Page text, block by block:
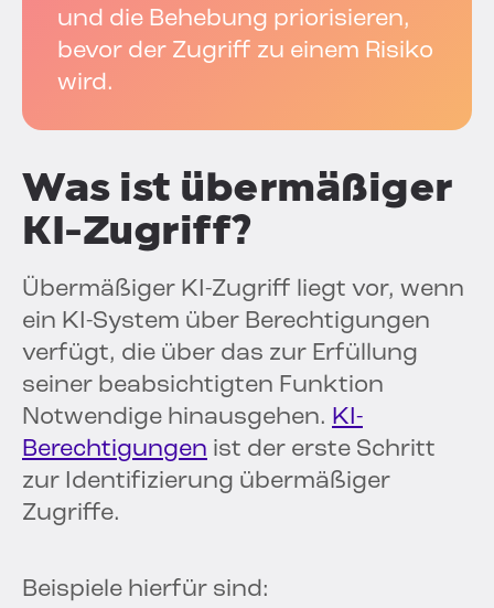
und die Behebung priorisieren,
bevor der Zugriff zu einem Risiko
wird.
Was ist übermäßiger
KI-Zugriff?
Übermäßiger KI-Zugriff liegt vor, wenn
ein KI-System über Berechtigungen
verfügt, die über das zur Erfüllung
seiner beabsichtigten Funktion
Notwendige hinausgehen. KI-
Berechtigungen ist der erste Schritt
zur Identifizierung übermäßiger
Zugriffe.
Beispiele hierfür sind: